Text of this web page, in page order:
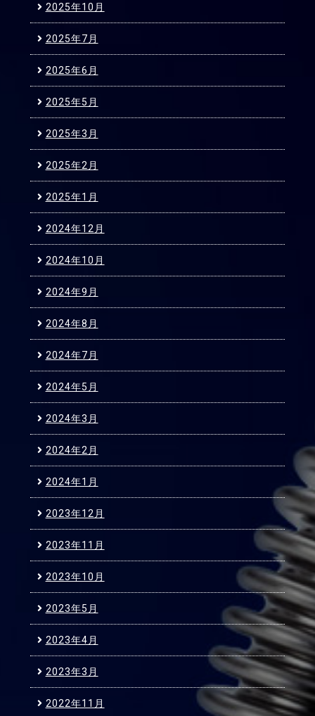
2025年10月
2025年7月
2025年6月
2025年5月
2025年3月
2025年2月
2025年1月
2024年12月
2024年10月
2024年9月
2024年8月
2024年7月
2024年5月
2024年3月
2024年2月
2024年1月
2023年12月
2023年11月
2023年10月
2023年5月
2023年4月
2023年3月
2022年11月